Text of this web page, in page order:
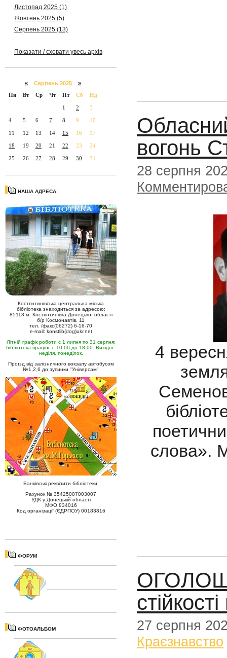
Листопад 2025 (1)
Жовтень 2025 (5)
Серпень 2025 (13)
Показати / сховати увесь архів
« Серпень 2025 »
Пн
Вт Ср Чт Пт Сб Нд
1 2 3
4 5 6 7 8 9 10
11 12 13 14 15 16 17
18 19 20 21 22 23 24
25 26 27 28 29 30 31
НАША АДРЕСА:
Костянтинівська центральна міська
бібліотека знаходиться за адресою:
85113 м. Костянтинівка Донецької області
б/р Космонавтів, 11
тел. /факс(06272) 6-16-70
e-mail: konstlib(dog)ukr.net
Літній графік роботи с 1 липня по 31 серпня:
бібліотека працює с 10:00 до 18:00. Вихідні -
неділя, понеділок.
Проїзд від залізничного вокзалу автобусом
№1,2,6 до зупинки "Універсам"
Банківські реквізити бібліотеки:
Рахунок № 35425007003007
УДК у Донецькій області
МФО 834016
Код організації (ЄДРПОУ) 00183816
ФОРУМ
ФОТОАЛЬБОМ
вогонь
28 серпня
4
слова».
27 серпня
Краєзнавство